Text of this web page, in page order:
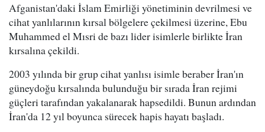
Afganistan'daki İslam Emirliği yönetiminin devrilmesi ve
cihat yanlılarının kırsal bölgelere çekilmesi üzerine, Ebu
Muhammed el Mısri de bazı lider isimlerle birlikte İran
kırsalına çekildi.
2003 yılında bir grup cihat yanlısı isimle beraber İran'ın
güneydoğu kırsalında bulunduğu bir sırada İran rejimi
güçleri tarafından yakalanarak hapsedildi. Bunun ardından
İran'da 12 yıl boyunca sürecek hapis hayatı başladı.